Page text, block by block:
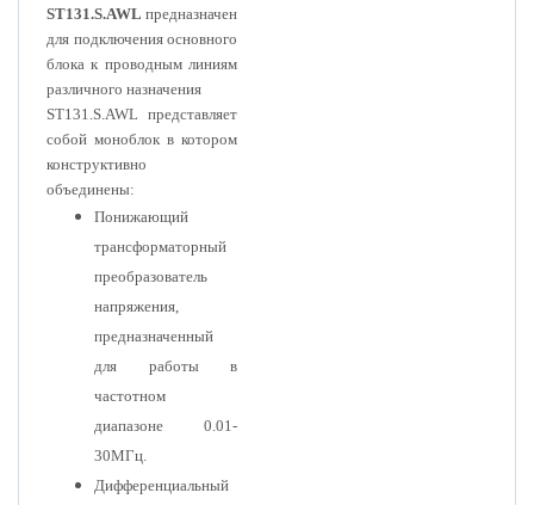
ST131.S.AWL предназначен
для подключения основного
блока к проводным линиям
различного назначения
ST131.S.AWL представляет
собой моноблок в котором
конструктивно
объединены:
Понижающий
трансформаторный
преобразователь
напряжения,
предназначенный
для работы в
частотном
диапазоне 0.01-
30МГц.
Дифференциальный